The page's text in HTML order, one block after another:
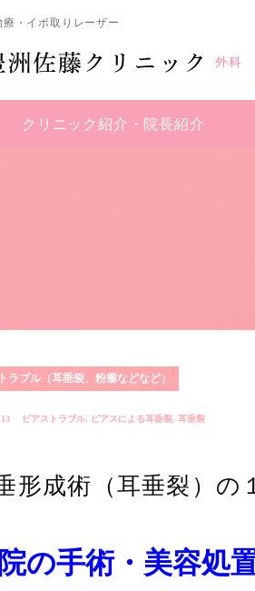
・イボ取りレーザー
外科
クリニック紹介・ 院長紹介
ラブル（耳垂裂、粉瘤などなど）
ピアストラブル, ピアスによる耳垂裂, 耳垂裂
形成術（耳垂裂）の
の手術・美容処